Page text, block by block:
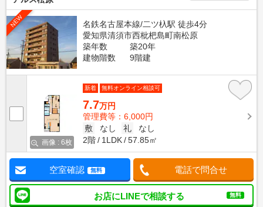
NEW
名鉄名古屋本線/二ツ杁駅 徒歩4分
愛知県清須市西枇杷島町南松原
築年数
築20年
建物階数
9階建
画像 : 6枚
新着 無料オンライン相談可
7.7万円
管理費等：6,000円
敷
なし 礼
なし
2階
1LDK 57.85㎡
空室確認 無料 電話で問合せ
お店にLINEで相談する 無料